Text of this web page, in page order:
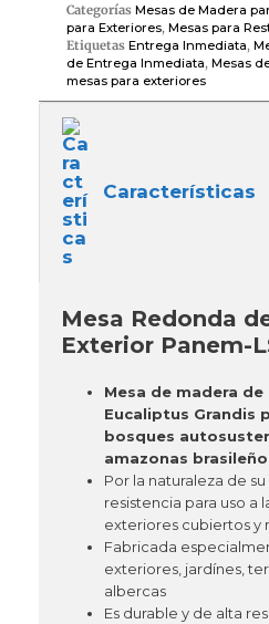
Categorías Mesas de Madera
para Exteriores, Mesas para
Etiquetas Entrega Inmediata,
de Entrega Inmediata, Mesas
mesas para exteriores
Características
Mesa Redonda
Exterior Panem-
Mesa de madera de
Eucaliptus Grandis
bosques
amazonas brasileño
Por la naturaleza de
resistencia para uso a
exteriores cubiertos y
Fabricada
exteriores, jardínes,
albercas
Es durable y de alta